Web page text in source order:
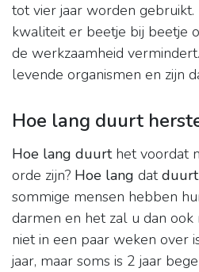
tot vier jaar worden gebruikt.
kwaliteit er beetje bij beetje
de werkzaamheid vermindert.
levende organismen en zijn
Hoe lang duurt
Hoe lang duurthet voordat
orde zijn? Hoe lang datduurt
sommige mensen hebben
darmen en het zal u dan
niet in een paar weken over
jaar, maar soms is 2 jaar